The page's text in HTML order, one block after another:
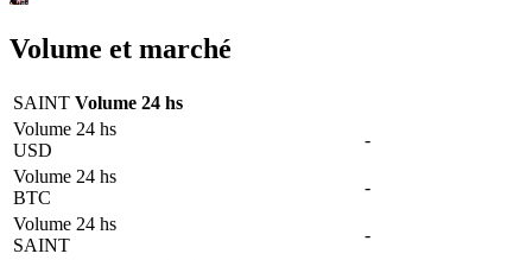
Volume et marché
SAINT Volume 24 hs
Volume 24 hs
USD
-
Volume 24 hs
BTC
-
Volume 24 hs
SAINT
-